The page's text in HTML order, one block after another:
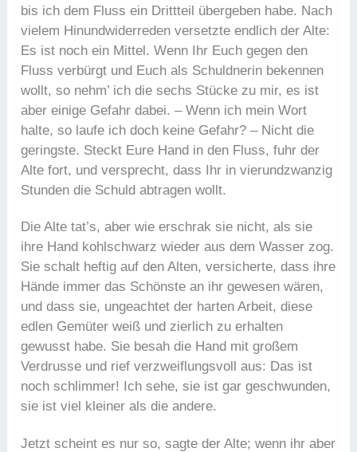
bis ich dem Fluss ein Drittteil übergeben habe. Nach
vielem Hinundwiderreden versetzte endlich der Alte:
Es ist noch ein Mittel. Wenn Ihr Euch gegen den
Fluss verbürgt und Euch als Schuldnerin bekennen
wollt, so nehm’ ich die sechs Stücke zu mir, es ist
aber einige Gefahr dabei. – Wenn ich mein Wort
halte, so laufe ich doch keine Gefahr? – Nicht die
geringste. Steckt Eure Hand in den Fluss, fuhr der
Alte fort, und versprecht, dass Ihr in vierundzwanzig
Stunden die Schuld abtragen wollt.
Die Alte tat’s, aber wie erschrak sie nicht, als sie
ihre Hand kohlschwarz wieder aus dem Wasser zog.
Sie schalt heftig auf den Alten, versicherte, dass ihre
Hände immer das Schönste an ihr gewesen wären,
und dass sie, ungeachtet der harten Arbeit, diese
edlen Gemüter weiß und zierlich zu erhalten
gewusst habe. Sie besah die Hand mit großem
Verdrusse und rief verzweiflungsvoll aus: Das ist
noch schlimmer! Ich sehe, sie ist gar geschwunden,
sie ist viel kleiner als die andere.
Jetzt scheint es nur so, sagte der Alte; wenn ihr aber